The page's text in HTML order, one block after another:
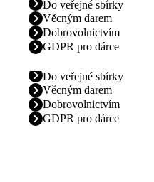
Do veřejné sbírky
Věcným darem
Dobrovolnictvím
GDPR pro dárce
Do veřejné sbírky
Věcným darem
Dobrovolnictvím
GDPR pro dárce